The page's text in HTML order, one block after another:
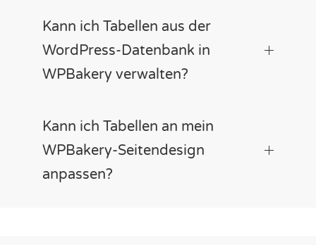
Kann ich Tabellen aus der
WordPress-Datenbank in
WPBakery verwalten?
Kann ich Tabellen an mein
WPBakery-Seitendesign
anpassen?